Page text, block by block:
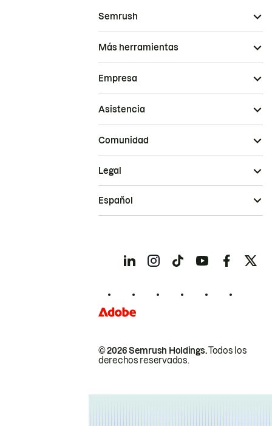
Semrush
Más herramientas
Empresa
Asistencia
Comunidad
© 2026 Semrush Holdings.Todos los
derechos reservados.
Legal
Español